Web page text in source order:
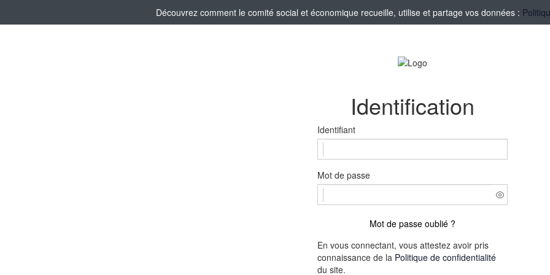
Découvrez comment le comité social et économique recueille, utilise et partage vos données :
Identification
Identifiant
Mot de passe
Mot de passe oublié ?
En vous connectant, vous attestez avoir pris
connaissance de la Politique de confidentialité
du site.